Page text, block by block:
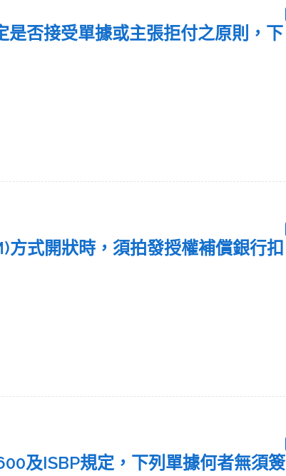
否接受單據或主張拒付之原則，下
方式開狀時，須拍發授權補償銀行扣
及ISBP規定，下列單據何者無須簽